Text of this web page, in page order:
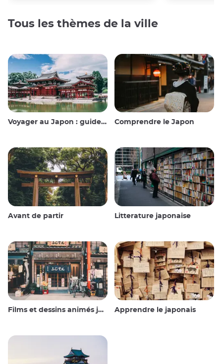
Tous les thèmes de la ville
Voyager au Japon : guide et conseils Comprendre le Japon
Avant de partir Litterature japonaise
Films et dessins animés japonais Apprendre le japonais